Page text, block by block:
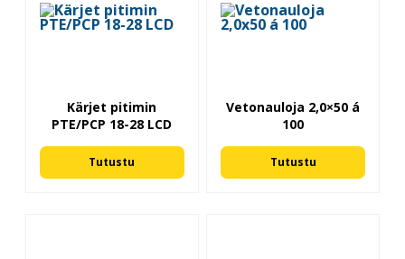
Kärjet pitimin
PTE/PCP 18-28 LCD
Tutustu
Vetonauloja 2,0×50 á
100
Tutustu